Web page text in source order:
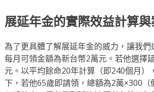
展延年金的實際效益計算
為了更具體了解展延年金的威力，讓我
每月可領金額為新台幣2萬元。若他選擇
元。以平均餘命20年計算（即240個月
下，若他65歲即請領，總額為2萬×300